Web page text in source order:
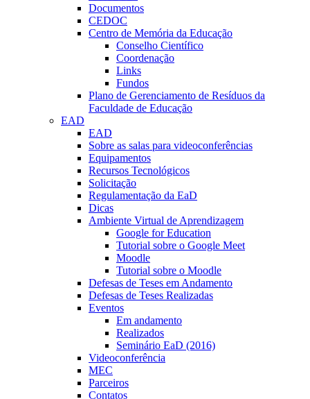
Documentos
CEDOC
Centro de Memória da Educação
Conselho Científico
Coordenação
Links
Fundos
Plano de Gerenciamento de Resíduos da
Faculdade de Educação
EAD
EAD
Sobre as salas para videoconferências
Equipamentos
Recursos Tecnológicos
Solicitação
Regulamentação da EaD
Dicas
Ambiente Virtual de Aprendizagem
Google for Education
Tutorial sobre o Google Meet
Moodle
Tutorial sobre o Moodle
Defesas de Teses em Andamento
Defesas de Teses Realizadas
Eventos
Em andamento
Realizados
Seminário EaD (2016)
Videoconferência
MEC
Parceiros
Contatos